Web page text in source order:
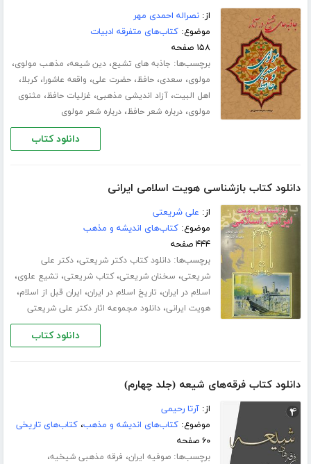
از:نصراله احمدی مهر
موضوع:کتاب‌های متفرقه ادبیات
۱۵۸ صفحه
برچسب‌ها: جاذبه های تشیع،دین شیعه، مذهب مولوی،
مولوی، سعدی،حافظ،حضرت علی، واقعه عاشورا،کربلا،
اهل البیت،آزاد اندیشی مذهبی، غزلیات حافظ، مثنوی
مولوی،درباره شعر حافظ،درباره شعر مولوی
دانلود کتاب
دانلود کتاب بازشناسی هویت اسلامی ایرانی
از: علی شریعتی
موضوع:کتاب‌های اندیشه و مذهب
۴۴۴ صفحه
برچسب‌ها:دانلود کتاب دکتر شریعتی،دکتر علی
شریعتی، سخنان شریعتی،کتاب شریعتی، تشیع علوی،
اسلام در ایران، تاریخ اسلام در ایران، ایران قبل از اسلام،
هویت ایرانی،دانلود مجموعه اثار دکتر علی شریعتی
دانلود کتاب
دانلود کتاب فرقه‌های شیعه (جلد چهارم)
از:آرتا رحیمی
موضوع:کتاب‌های اندیشه و مذهب،کتاب‌های تاریخی
۶۰ صفحه
برچسب‌ها:صوفیه ایران، فرقه مذهبی شیخیه،